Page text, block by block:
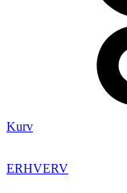
Kurv
ERHVERV